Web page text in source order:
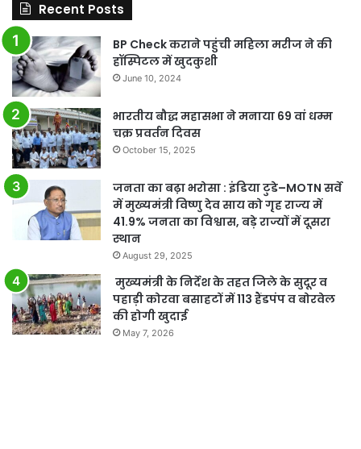
Recent Posts
BP Check कराने पहुंची महिला मरीज ने की
हॉस्पिटल में खुदकुशी
June 10, 2024
भारतीय बौद्ध महासभा ने मनाया 69 वां धम्म
चक्र प्रवर्तन दिवस
October 15, 2025
जनता का बढ़ा भरोसा : इंडिया टुडे–MOTN सर्वे
में मुख्यमंत्री विष्णु देव साय को गृह राज्य में
41.9% जनता का विश्वास, बड़े राज्यों में दूसरा
स्थान
August 29, 2025
मुख्यमंत्री के निर्देश के तहत जिले के सुदूर व
पहाड़ी कोरवा बसाहटों में 113 हैंडपंप व बोरवेल
की होगी खुदाई
May 7, 2026